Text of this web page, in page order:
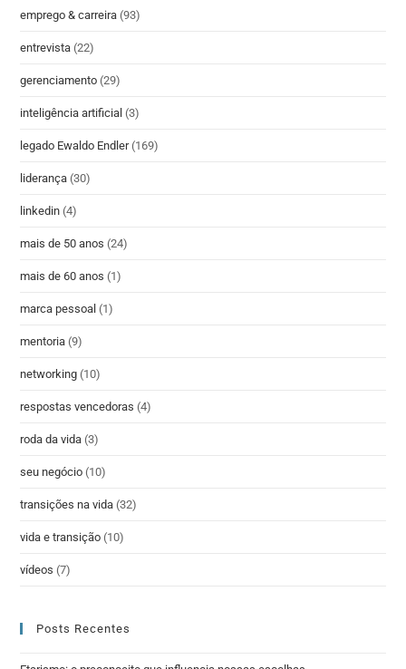
emprego & carreira (93)
entrevista (22)
gerenciamento (29)
inteligência artificial (3)
legado Ewaldo Endler (169)
liderança (30)
linkedin (4)
mais de 50 anos (24)
mais de 60 anos (1)
marca pessoal (1)
mentoria (9)
networking (10)
respostas vencedoras (4)
roda da vida (3)
seu negócio (10)
transições na vida (32)
vida e transição (10)
vídeos (7)
Posts Recentes